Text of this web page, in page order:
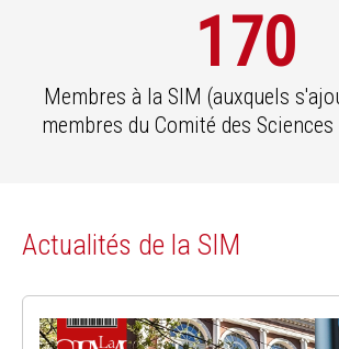
170
Membres à la SIM (auxquels
membres du Comité des
Actualités de la SIM